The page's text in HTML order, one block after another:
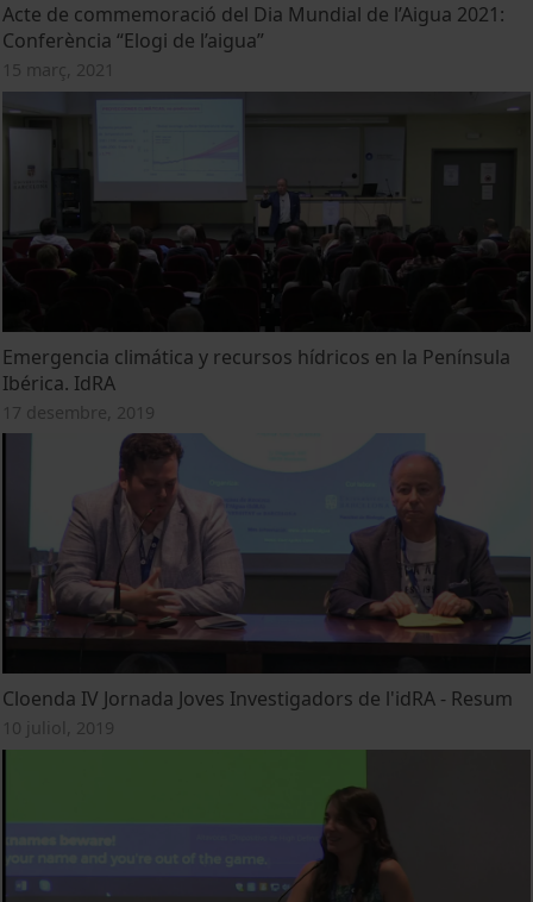
Acte de commemoració del Dia Mundial de l’Aigua 2021:
Conferència “Elogi de l’aigua”
15 març, 2021
Emergencia climática y recursos hídricos en la Península
Ibérica. IdRA
17 desembre, 2019
Cloenda IV Jornada Joves Investigadors de l'idRA - Resum
10 juliol, 2019